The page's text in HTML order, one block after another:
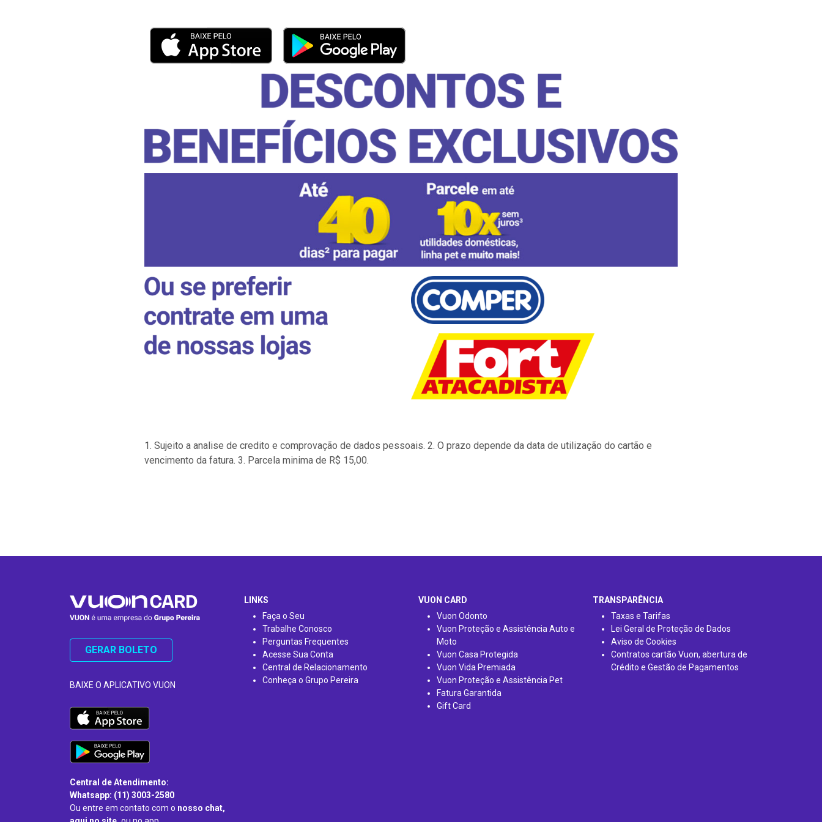
1. Sujeito a analise de credito e comprovação de dados pessoais. 2. O prazo depende da data de utilização do cartão e
vencimento da fatura. 3. Parcela minima de R$ 15,00.
GERAR BOLETO
BAIXE O APLICATIVO VUON
Central de Atendimento:
Whatsapp: (11) 3003-2580
Ou entre em contato com o nosso chat,
LINKS
Faça o Seu
Trabalhe Conosco
Perguntas Frequentes
Acesse Sua Conta
Central de Relacionamento
Conheça o Grupo Pereira
VUON CARD
Vuon Odonto
Vuon Proteção e Assistência Auto e
Moto
Vuon Casa Protegida
Vuon Vida Premiada
Vuon Proteção e Assistência Pet
Fatura Garantida
Gift Card
TRANSPARÊNCIA
Taxas e Tarifas
Lei Geral de Proteção de Dados
Aviso de Cookies
Contratos cartão Vuon, abertura de
Crédito e Gestão de Pagamentos